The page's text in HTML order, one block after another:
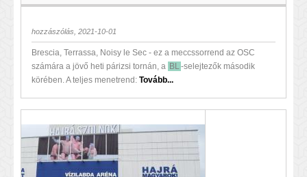
hozzászólás, 2021-10-01
Brescia, Terrassa, Noisy le Sec - ez a meccssorrend az OSC
számára a jövő heti párizsi tornán, a BL -selejtezők második
körében. A teljes menetrend: Tovább...